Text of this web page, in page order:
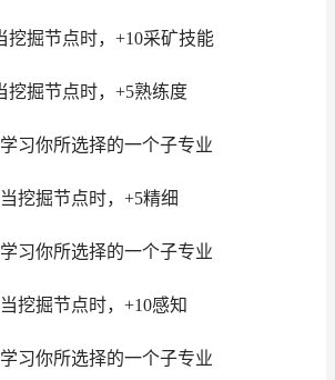
掘节点时，+10采矿技能
掘节点时，+5熟练度
你所选择的一个子专业
掘节点时，+5精细
你所选择的一个子专业
掘节点时，+10感知
你所选择的一个子专业